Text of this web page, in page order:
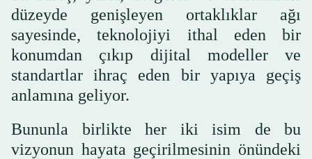
düzeyde genişleyen ortaklıklar ağı
sayesinde, teknolojiyi ithal eden bir
konumdan çıkıp dijital modeller ve
standartlar ihraç eden bir yapıya geçiş
anlamına geliyor.
Bununla birlikte her iki isim de bu
vizyonun hayata geçirilmesinin önündeki